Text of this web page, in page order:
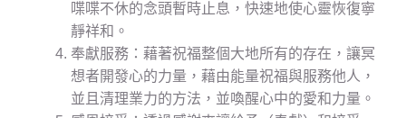
喋喋不休的念頭暫時止息，快速地使心靈恢復寧
靜祥和。
奉獻服務：藉著祝福整個大地所有的存在，讓冥
想者開發心的力量，藉由能量祝福與服務他人，
並且清理業力的方法，並喚醒心中的愛和力量。